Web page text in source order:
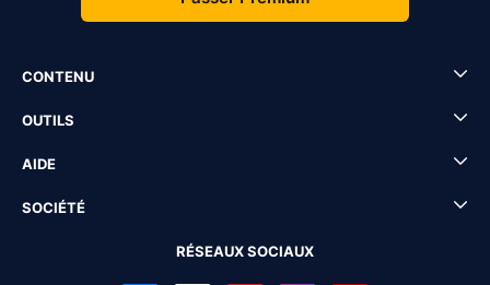
CONTENU
OUTILS
AIDE
SOCIÉTÉ
RÉSEAUX SOCIAUX